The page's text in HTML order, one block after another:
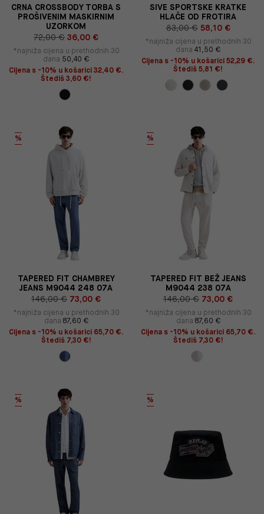
CRNA CROSSBODY TORBA S
PROŠIVENIM MASKIRNIM
UZORKOM
72,00 € 36,00 €
*najniža cijena u prethodnih 30
dana 50,40 €
Cijena s -10% u košarici 32,40 €.
Štediš 3,60 €!
SIVE SPORTSKE KRATKE
HLAČE OD FROTIRA
83,00 € 58,10 €
*najniža cijena u prethodnih 30
dana 41,50 €
Cijena s -10% u košarici 52,29 €.
Štediš 5,81 €!
%
TAPERED FIT CHAMBREY
JEANS M9044 248 07A
146,00 € 73,00 €
*najniža cijena u prethodnih 30
dana 87,60 €
Cijena s -10% u košarici 65,70 €.
Štediš 7,30 €!
%
TAPERED FIT BEŽ JEANS
M9044 238 07A
146,00 € 73,00 €
*najniža cijena u prethodnih 30
dana 87,60 €
Cijena s -10% u košarici 65,70 €.
Štediš 7,30 €!
% %